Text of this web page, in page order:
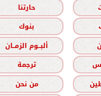
حارتنا
بنوك
ألبــوم الزمــان
ترجمة
من نحن